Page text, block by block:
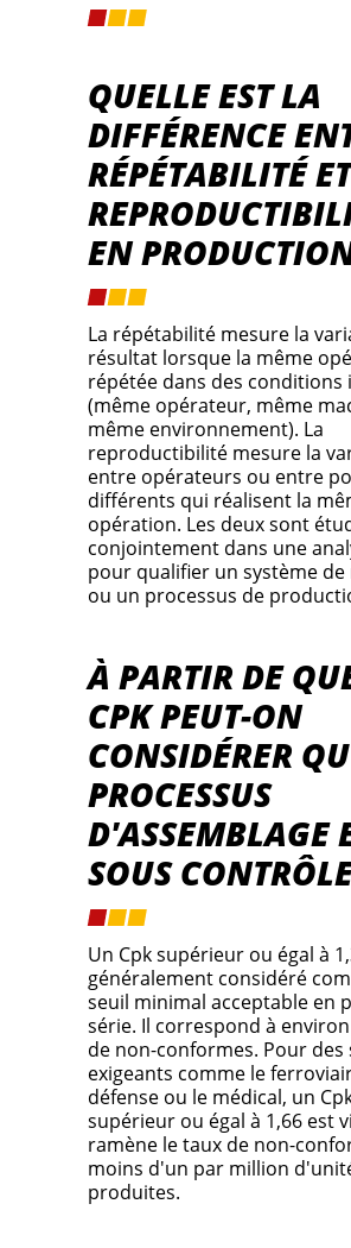
QUELLE EST LA
DIFFÉRENCE
RÉPÉTABILITÉ ET
EN
La répétabilité mesure la
résultat lorsque la même
répétée dans des conditions
(même opérateur, même
même environnement). La
reproductibilité mesure la
entre opérateurs ou entre
différents qui réalisent la
opération. Les deux sont
conjointement dans une
pour qualifier un système de
ou un processus de
À PARTIR DE
CPK PEUT-ON
CONSIDÉRER
PROCESSUS
D'ASSEMBLAGE
SOUS
Un Cpk supérieur ou égal à
généralement considéré
seuil minimal acceptable en
série. Il correspond à
de non-conformes. Pour des
exigeants comme le
défense ou le médical, un
supérieur ou égal à 1,66 est
ramène le taux de non-
moins d'un par million
produites.